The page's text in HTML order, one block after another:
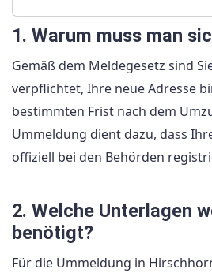
1. Warum muss man
Gemäß dem Meldegesetz sind
verpflichtet, Ihre neue Adresse
bestimmten Frist nach dem
Ummeldung dient dazu, dass
offiziell bei den Behörden
2. Welche Unterlagen
benötigt?
Für die Ummeldung in